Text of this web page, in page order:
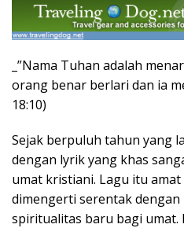
_”Nama Tuhan adalah
orang benar berlari dan ia
18:10)
Sejak berpuluh tahun yang
dengan lyrik yang khas
umat kristiani. Lagu itu
dimengerti serentak
spiritualitas baru bagi umat.